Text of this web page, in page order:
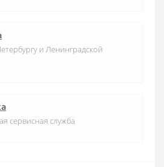
и Ленинградской
сервисная служба